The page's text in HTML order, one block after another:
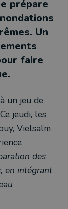
prépare
Un
faire
un jeu de
jeudi, les
Vielsalm
des
en intégrant